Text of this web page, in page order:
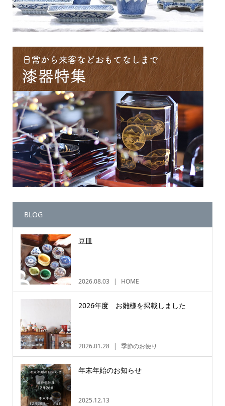
BLOG
豆皿
2026.08.03 HOME
2026年度 お雛様を掲載しました
2026.01.28 季節のお便り
年末年始のお知らせ
2025.12.13